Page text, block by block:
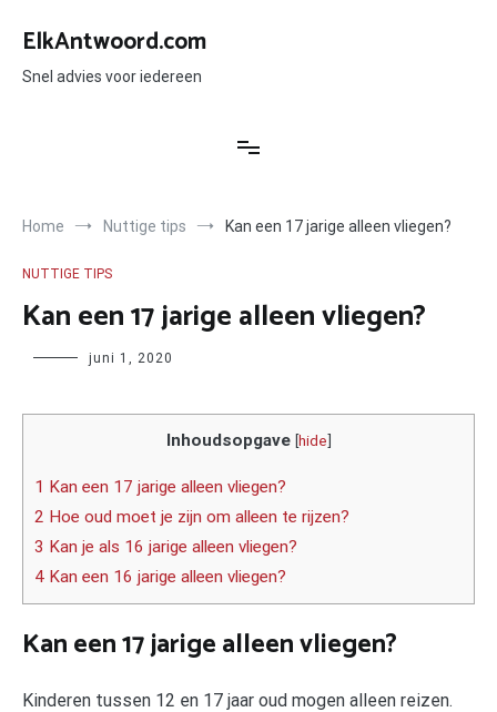
naar
inhoud
ElkAntwoord.com
Snel advies voor iedereen
Home Nuttige tips Kan een 17 jarige alleen vliegen?
NUTTIGE TIPS
Kan een 17 jarige alleen vliegen?
Author juni 1, 2020
Inhoudsopgave [hide]
1 Kan een 17 jarige alleen vliegen?
2 Hoe oud moet je zijn om alleen te rijzen?
3 Kan je als 16 jarige alleen vliegen?
4 Kan een 16 jarige alleen vliegen?
Kan een 17 jarige alleen vliegen?
Kinderen tussen 12 en 17 jaar oud mogen alleen reizen.